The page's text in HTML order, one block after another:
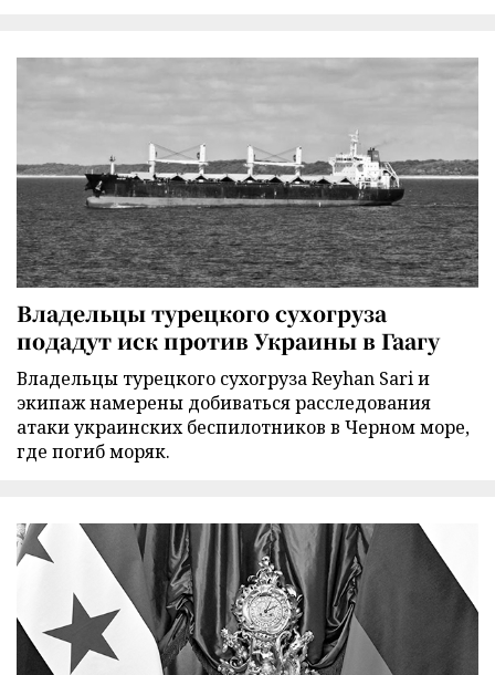
Владельцы турецкого сухогруза
подадут иск против Украины в Гаагу
Владельцы турецкого сухогруза Reyhan Sari и
экипаж намерены добиваться расследования
атаки украинских беспилотников в Черном море,
где погиб моряк.